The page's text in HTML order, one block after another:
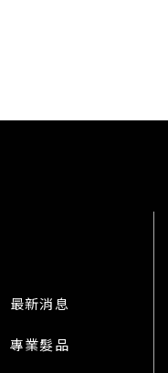
最新消息
專業髮品